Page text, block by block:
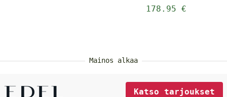
178.95 €
Mainos alkaa
Katso tarjoukset